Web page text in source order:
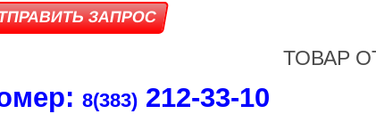
ТОВАР
8(383) 212‑33‑10